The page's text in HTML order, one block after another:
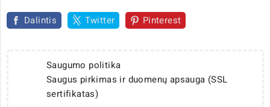
Dalintis Twitter Pinterest
Saugumo politika
Saugus pirkimas ir duomenų apsauga (SSL
sertifikatas)